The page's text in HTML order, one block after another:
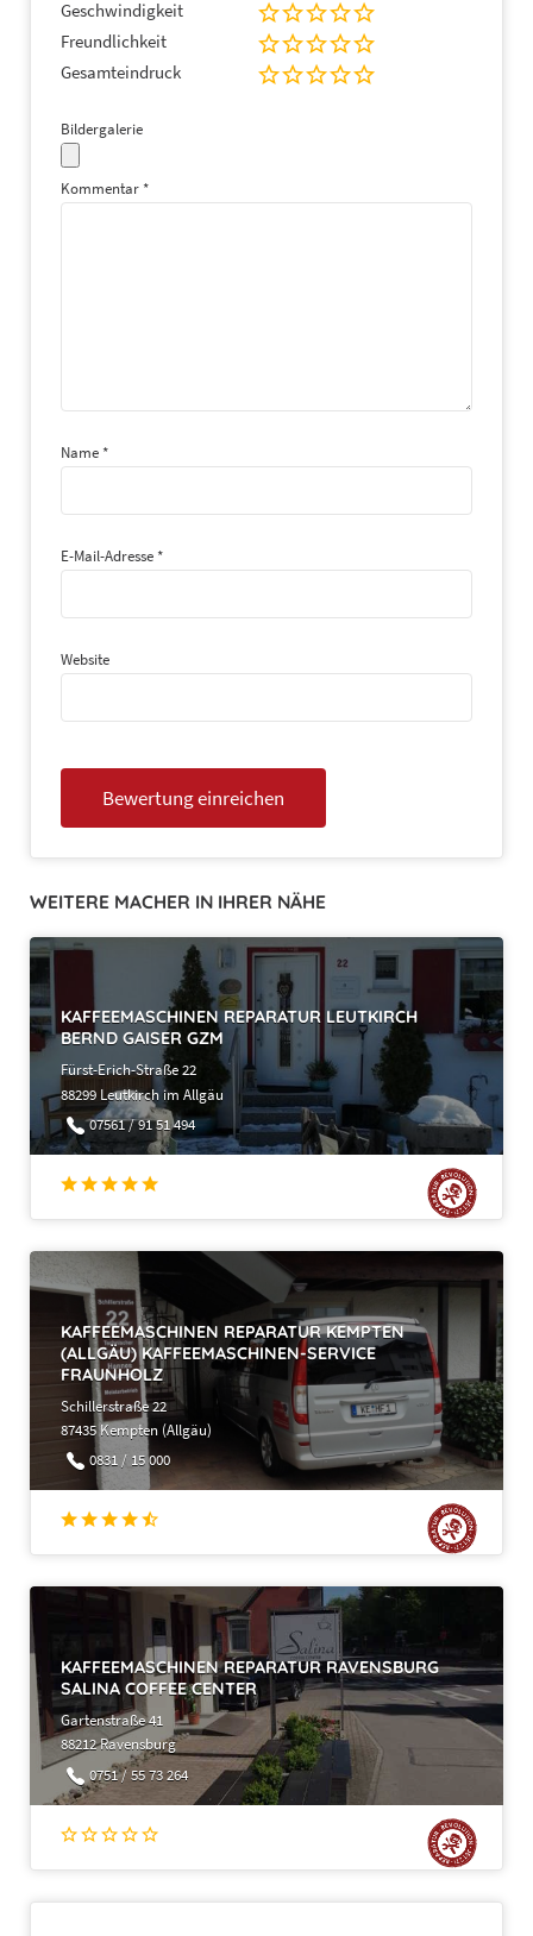
Geschwindigkeit
Freundlichkeit
Gesamteindruck
Bildergalerie
Kommentar *
Name *
E-Mail-Adresse *
Website
WEITERE MACHER IN IHRER NÄHE
KAFFEEMASCHINEN REPARATUR LEUTKIRCH
BERND GAISER GZM
Fürst-Erich-Straße 22
88299 Leutkirch im Allgäu
07561 / 91 51 494
KAFFEEMASCHINEN REPARATUR KEMPTEN
(ALLGÄU) KAFFEEMASCHINEN-SERVICE
FRAUNHOLZ
Schillerstraße 22
87435 Kempten (Allgäu)
0831 / 15 000
KAFFEEMASCHINEN REPARATUR RAVENSBURG
SALINA COFFEE CENTER
Gartenstraße 41
88212 Ravensburg
0751 / 55 73 264